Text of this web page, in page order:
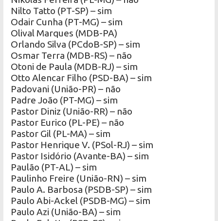
Nilto Tatto (PT-SP) – sim
Odair Cunha (PT-MG) – sim
Olival Marques (MDB-PA)
Orlando Silva (PCdoB-SP) – sim
Osmar Terra (MDB-RS) – não
Otoni de Paula (MDB-RJ) – sim
Otto Alencar Filho (PSD-BA) – sim
Padovani (União-PR) – não
Padre João (PT-MG) – sim
Pastor Diniz (União-RR) – não
Pastor Eurico (PL-PE) – não
Pastor Gil (PL-MA) – sim
Pastor Henrique V. (PSol-RJ) – sim
Pastor Isidório (Avante-BA) – sim
Paulão (PT-AL) – sim
Paulinho Freire (União-RN) – sim
Paulo A. Barbosa (PSDB-SP) – sim
Paulo Abi-Ackel (PSDB-MG) – sim
Paulo Azi (União-BA) – sim